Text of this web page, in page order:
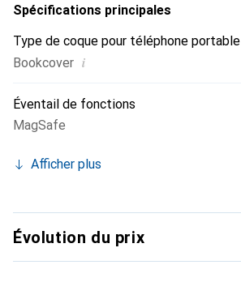
Spécifications principales
Type de coque pour téléphone portable
Bookcover i
Éventail de fonctions
MagSafe
Afficher plus
Évolution du prix